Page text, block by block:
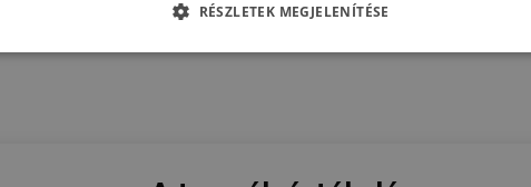
RÉSZLETEK MEGJELENÍTÉSE